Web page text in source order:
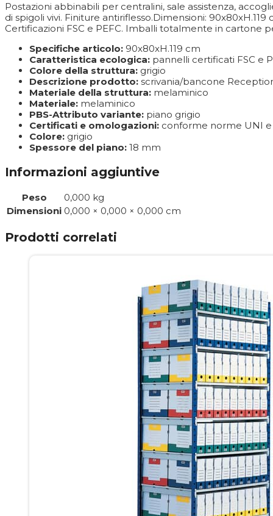
Postazioni abbinabili per centralini, sale assistenza,
di spigoli vivi. Finiture antiriflesso.Dimensioni:
Certificazioni FSC e PEFC. Imballi totalmente in cartone
Specifiche articolo: 90x80xH.119 cm
Caratteristica ecologica: pannelli certificati FSC e
Colore della struttura: grigio
Descrizione prodotto: scrivania/bancone
Materiale della struttura: melaminico
Materiale: melaminico
PBS-Attributo variante: piano grigio
Certificati e omologazioni: conforme norme UNI e
Colore: grigio
Spessore del piano: 18 mm
Informazioni aggiuntive
Peso
0,000 kg
Dimensioni 0,000 × 0,000 × 0,000 cm
Prodotti correlati